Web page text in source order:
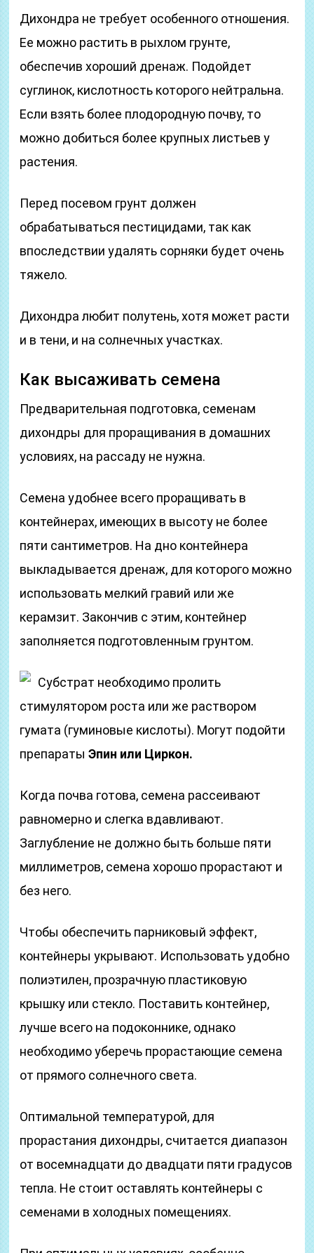
Дихондра не требует особенного отношения.
Ее можно растить в рыхлом грунте,
обеспечив хороший дренаж. Подойдет
суглинок, кислотность которого нейтральна.
Если взять более плодородную почву, то
можно добиться более крупных листьев у
растения.
Перед посевом грунт должен
обрабатываться пестицидами, так как
впоследствии удалять сорняки будет очень
тяжело.
Дихондра любит полутень, хотя может расти
и в тени, и на солнечных участках.
Как высаживать семена
Предварительная подготовка, семенам
дихондры для проращивания в домашних
условиях, на рассаду не нужна.
Семена удобнее всего проращивать в
контейнерах, имеющих в высоту не более
пяти сантиметров. На дно контейнера
выкладывается дренаж, для которого можно
использовать мелкий гравий или же
керамзит. Закончив с этим, контейнер
заполняется подготовленным грунтом.
Субстрат необходимо пролить
стимулятором роста или же раствором
гумата (гуминовые кислоты). Могут подойти
препаратыЭпин или Циркон.
Когда почва готова, семена рассеивают
равномерно и слегка вдавливают.
Заглубление не должно быть больше пяти
миллиметров, семена хорошо прорастают и
без него.
Чтобы обеспечить парниковый эффект,
контейнеры укрывают. Использовать удобно
полиэтилен, прозрачную пластиковую
крышку или стекло. Поставить контейнер,
лучше всего на подоконнике, однако
необходимо уберечь прорастающие семена
от прямого солнечного света.
Оптимальной температурой, для
прорастания дихондры, считается диапазон
от восемнадцати до двадцати пяти градусов
тепла. Не стоит оставлять контейнеры с
семенами в холодных помещениях.